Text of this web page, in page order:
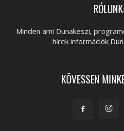
Minden ami Dunakeszi,
hírek információk
KÖVESSEN